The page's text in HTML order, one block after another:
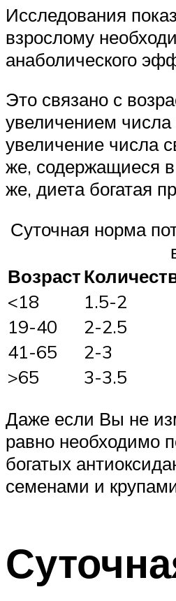
Исследования
взрослому
анаболического
Это связано с
увеличением
увеличение числа
же, содержащиеся
же, диета богатая
Суточная норма
Возраст
<18
1.5-2
19-40
2-2.5
41-65
2-3
>65
3-3.5
Даже если Вы не
равно необходимо
богатых
семенами и